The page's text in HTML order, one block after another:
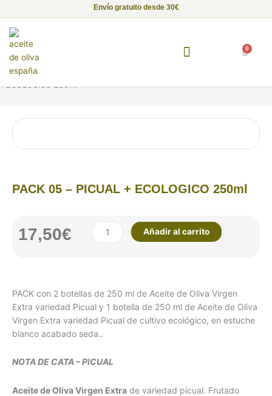
al
contenido
0
Carrito
Envío gratuito desde 30€
Inicio/Pack Aceite de Oliva Virgen Extra
ECOLOGICO 250ml
PACK 05 – PICUAL + ECOLOGICO 250ml
17,50€
PACK
ECOLOGICO
250ml
cantidad
Añadir al carrito
PACK con 2 botellas de 250 ml de Aceite de Oliva Virgen
Extra variedad Picual y 1 botella de 250 ml de Aceite de Oliva
Virgen Extra variedad Picual de cultivo ecológico, en estuche
blanco acabado seda..
NOTA DE CATA – PICUAL
Aceite de Oliva Virgen Extra de variedad picual. Frutado